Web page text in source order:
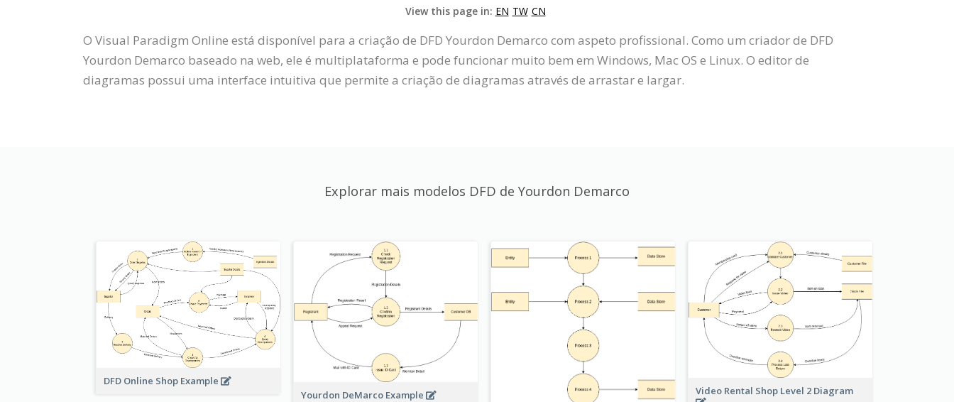
View this page in: EN TW CN
O Visual Paradigm Online está disponível para a criação de DFD Yourdon Demarco com aspeto profissional. Como um criador de DFD
Yourdon Demarco baseado na web, ele é multiplataforma e pode funcionar muito bem em Windows, Mac OS e Linux. O editor de
diagramas possui uma interface intuitiva que permite a criação de diagramas através de arrastar e largar.
Explorar mais modelos DFD de Yourdon Demarco
DFD Online Shop Example
Yourdon DeMarco Example
Video Rental Shop Level 2 Diagram